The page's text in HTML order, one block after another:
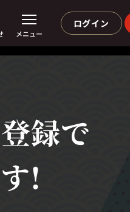
メニュー
ログイン
録で
!